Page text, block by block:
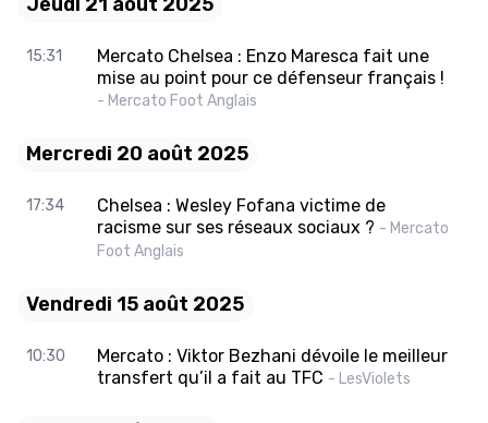
15:31
Mercato Chelsea : Enzo Maresca fait une
mise au point pour ce défenseur français !
- Mercato Foot Anglais
Mercredi 20 août 2025
17:34
Chelsea : Wesley Fofana victime de
racisme sur ses réseaux sociaux ? - Mercato
Foot Anglais
Vendredi 15 août 2025
10:30
Mercato : Viktor Bezhani dévoile le meilleur
transfert qu’il a fait au TFC - LesViolets